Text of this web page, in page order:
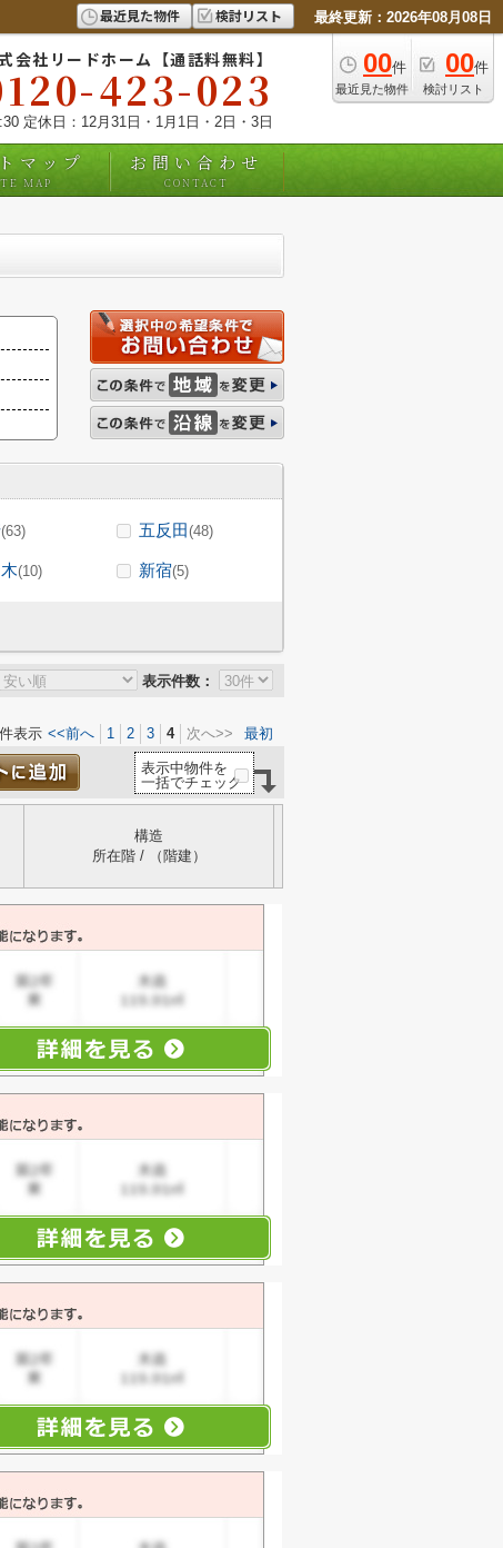
最近見た物件 検討リスト 最終更新：2026年08月08日
00件
最近見た物件
00件
検討リスト
会社リードホーム【通話料無料】
423-023
定休日：12月31日・1月1日・2日・3日
マップ
MAP
お問い合わせ
CONTACT
(63) 五反田(48)
(10) 新宿(5)
表示件数：
件表示 <<前へ 1 2 3 4 次へ>> 最初
表示中物件を
一括でチェック
構造
所在階 / （階建）